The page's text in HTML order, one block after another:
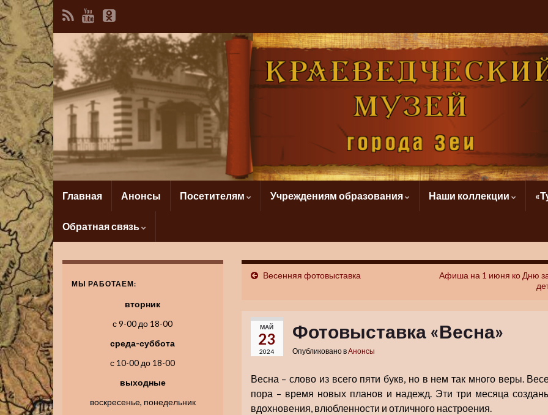
Главная Анонсы Посетителям Учреждениям образования Наши коллекции
Обратная связь
Весенняя фотовыставка
Афиша на 1 июня ко Дню
МАЙ
23
2024
Фотовыставка «Весна»
Опубликовано вАнонсы
Весна – слово из всего пяти букв, но в нем так много веры.
пора – время новых планов и надежд. Эти три месяца
вдохновения, влюбленности и отличного настроения.
МЫ РАБОТАЕМ:
вторник
с 9-00 до 18-00
среда-суббота
с 10-00 до 18-00
выходные
воскресенье, понедельник